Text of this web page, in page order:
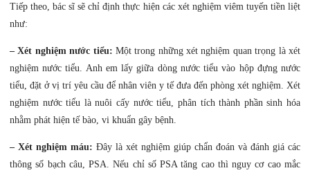
Tiếp theo, bác sĩ sẽ chỉ định thực hiện các xét nghiệm viêm tuyến tiền liệt
như:
– Xét nghiệm nước tiểu: Một trong những xét nghiệm quan trọng là xét
nghiệm nước tiểu. Anh em lấy giữa dòng nước tiểu vào hộp đựng nước
tiểu, đặt ở vị trí yêu cầu để nhân viên y tế đưa đến phòng xét nghiệm. Xét
nghiệm nước tiểu là nuôi cấy nước tiểu, phân tích thành phần sinh hóa
nhằm phát hiện tế bào, vi khuẩn gây bệnh.
– Xét nghiệm máu: Đây là xét nghiệm giúp chẩn đoán và đánh giá các
thông số bạch câu, PSA. Nếu chỉ số PSA tăng cao thì nguy cơ cao mắc